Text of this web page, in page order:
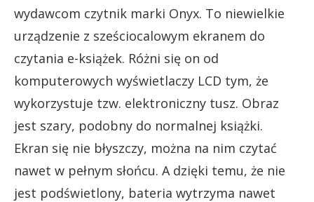
wydawcom czytnik marki Onyx. To niewielkie
urządzenie z sześciocalowym ekranem do
czytania e-książek. Różni się on od
komputerowych wyświetlaczy LCD tym, że
wykorzystuje tzw. elektroniczny tusz. Obraz
jest szary, podobny do normalnej książki.
Ekran się nie błyszczy, można na nim czytać
nawet w pełnym słońcu. A dzięki temu, że nie
jest podświetlony, bateria wytrzyma nawet